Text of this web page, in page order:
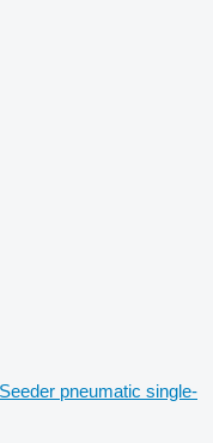
pneumatic single-